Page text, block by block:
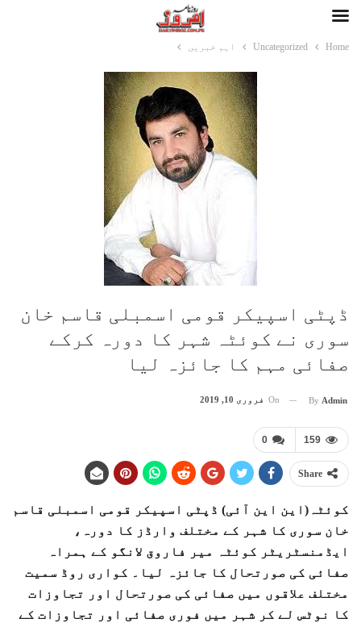
Home
Uncategorized اہم خبریں
ڈپٹی اسپیکر قومی اسمبلی قاسم خان
سوری نے کوئٹہ شہر کا دورہ کرکے
صفائی مہم کا جائزہ لیا
By Admin
On فروری 10, 2019
0 159
Share
کوئٹہ(این این آئی) ڈپٹی اسپیکر قومی اسمبلی قاسم
خان سوری کا شہر کے مختلف وارڈز کا دورہ،
ایڈمنسٹریٹر کوئٹہ میر فاروق لانگو کے ہمراہ
صفائی کی صورتحال کا جائزہ لیا۔ کواری روڈ سمیت
مختلف علاقوں میں صفائی کی صورتحال اور تجاوزات
کا نوٹس لے کر شہر میں فوری صفائی اور تجاوزات کے